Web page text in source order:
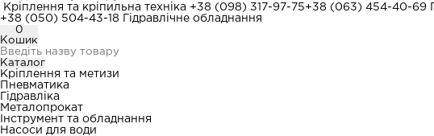
Кріплення та кріпильна техніка +38 (098) 317-97-75+38 (063) 454-40-69
+38 (050) 504-43-18
Гідравлічне обладнання
0
Кошик
Каталог
Кріплення та метизи
Пневматика
Гідравліка
Металопрокат
Інструмент та обладнання
Насоси для води